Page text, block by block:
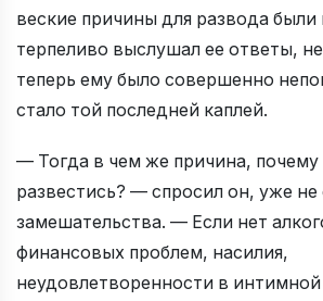
веские причины для развода
терпеливо выслушал ее ответы,
теперь ему было совершенно
стало той последней каплей.
— Тогда в чем же причина, почему
развестись? — спросил он, уже не
замешательства. — Если нет
финансовых проблем, насилия,
неудовлетворенности в